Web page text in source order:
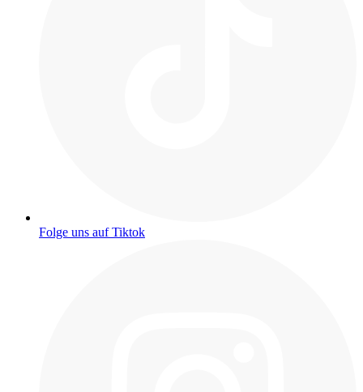
Folge uns auf Tiktok